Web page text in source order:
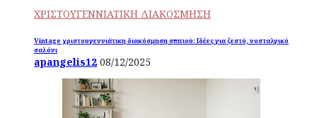
ΧΡΙΣΤΟΥΓΕΝΝΙΑΤΙΚΗ ΔΙΑΚΟΣΜΗΣΗ
Vintage χριστουγεννιάτικη διακόσμηση σπιτιού: Ιδέες για ζεστό, νοσταλγικό
σαλόνι
apangelis12 08/12/2025